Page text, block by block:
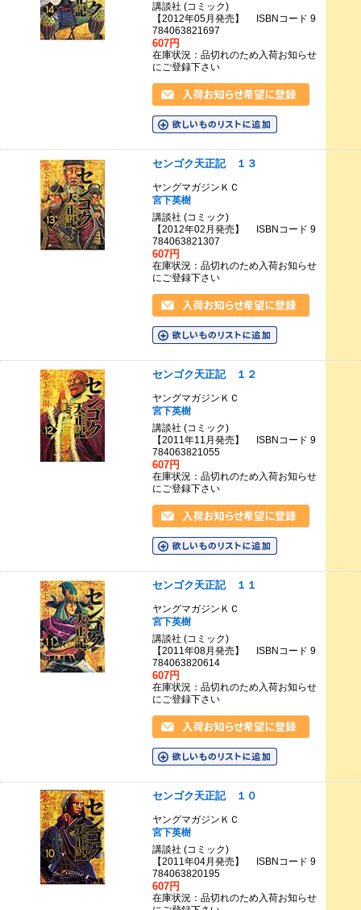
講談社 (コミック)
【2012年05月発売】 ISBNコード 9
784063821697
607円
在庫状況：品切れのため入荷お知らせ
にご登録下さい
センゴク天正記 １３
ヤングマガジンＫＣ
宮下英樹
講談社 (コミック)
【2012年02月発売】 ISBNコード 9
784063821307
607円
在庫状況：品切れのため入荷お知らせ
にご登録下さい
センゴク天正記 １２
ヤングマガジンＫＣ
宮下英樹
講談社 (コミック)
【2011年11月発売】 ISBNコード 9
784063821055
607円
在庫状況：品切れのため入荷お知らせ
にご登録下さい
センゴク天正記 １１
ヤングマガジンＫＣ
宮下英樹
講談社 (コミック)
【2011年08月発売】 ISBNコード 9
784063820614
607円
在庫状況：品切れのため入荷お知らせ
にご登録下さい
センゴク天正記 １０
ヤングマガジンＫＣ
宮下英樹
講談社 (コミック)
【2011年04月発売】 ISBNコード 9
784063820195
607円
在庫状況：品切れのため入荷お知らせ